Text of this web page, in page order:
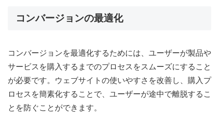
コンバージョンの最適化
コンバージョンを最適化するためには、ユーザーが製品や
サービスを購入するまでのプロセスをスムーズにすること
が必要です。ウェブサイトの使いやすさを改善し、購入プ
ロセスを簡素化することで、ユーザーが途中で離脱するこ
とを防ぐことができます。